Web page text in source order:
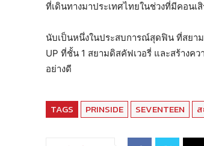
ที่เดินทางมาประเทศไทยในช่วงที่มีคอนเ
นับเป็นหนึ่งในประสบการณ์สุดฟิน ที่สยาม
UP ที่ชั้น 1 สยามดิสคัฟเวอรี่ และสร้างค
อย่างดี
TAGS PRINSIDE SEVENTEEN